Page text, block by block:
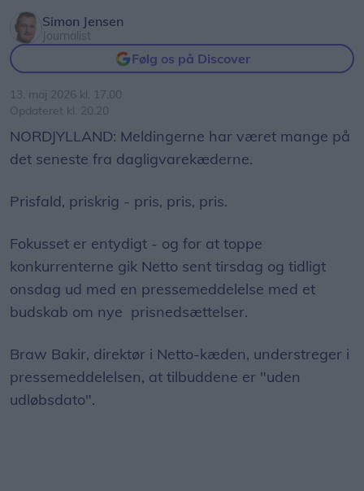
Simon Jensen
Journalist
Følg os på Discover
13. maj 2026 kl. 17.00
Opdateret kl. 20.20
NORDJYLLAND: Meldingerne har været mange på
det seneste fra dagligvarekæderne.
Prisfald, priskrig - pris, pris, pris.
Fokusset er entydigt - og for at toppe
konkurrenterne gik Netto sent tirsdag og tidligt
onsdag ud med en pressemeddelelse med et
budskab om nye prisnedsættelser.
Braw Bakir, direktør i Netto-kæden, understreger i
pressemeddelelsen, at tilbuddene er "uden
udløbsdato".